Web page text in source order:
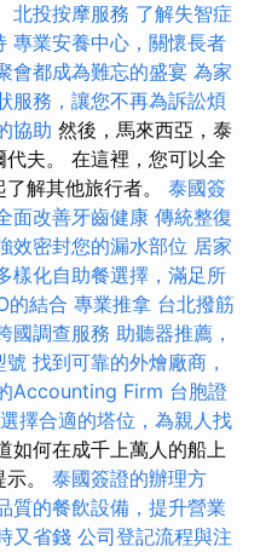
北投按摩服務 了解失智症
專業安養中心，關懷長者
會都成為難忘的盛宴 為家
服務，讓您不再為訴訟煩
協助 然後，馬來西亞，泰
夫。 在這裡，您可以全
解其他旅行者。 泰國簽
面改善牙齒健康 傳統整復
效密封您的漏水部位 居家
樣化自助餐選擇，滿足所
的結合 專業推拿 台北撥筋
國調查服務 助聽器推薦，
號 找到可靠的外燴廠商，
Accounting Firm 台胞證
選擇合適的塔位，為親人找
如何在成千上萬人的船上
。 泰國簽證的辦理方
質的餐飲設備，提升營業
又省錢 公司登記流程與注